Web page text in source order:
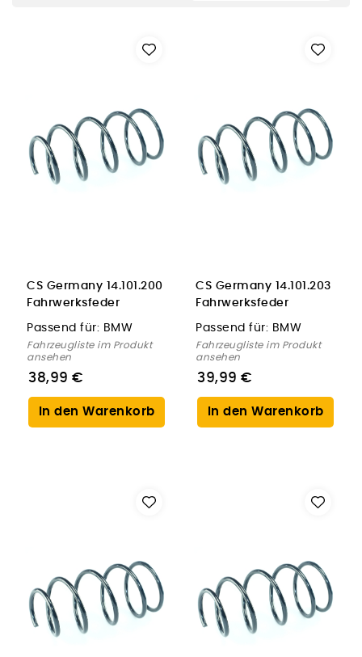
CS Germany 14.101.200
Fahrwerksfeder
Vorderachse für BMW
Passend für: BMW
Fahrzeugliste im Produkt
ansehen
38,99 €
In den Warenkorb
CS Germany 14.101.203
Fahrwerksfeder
Vorderachse für BMW
Passend für: BMW
Fahrzeugliste im Produkt
ansehen
39,99 €
In den Warenkorb